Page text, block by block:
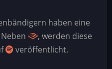
haben eine
, werden diese
veröffentlicht.